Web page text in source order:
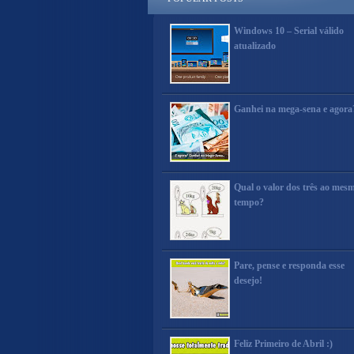
Windows 10 – Serial válido
atualizado
Ganhei na mega-sena e
Qual o valor dos três ao
tempo?
Pare, pense e responda esse
desejo!
Feliz Primeiro de Abril :)